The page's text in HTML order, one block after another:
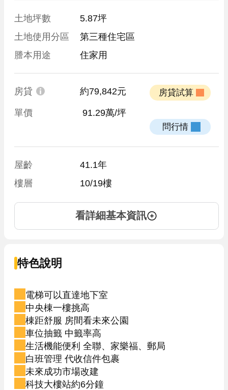
土地坪數
5.87坪
土地使用分區
第三種住宅區
謄本用途
住家用
房貸 約79,842元
單價 91.29萬/坪
屋齡
41.1年
樓層
10/19樓
看詳細基本資訊
特色說明
電梯可以直達地下室
中央棟一樓挑高
棟距舒服 房間看未來公園
車位抽籤 中籤率高
生活機能便利 全聯、家樂福、郵局
白班管理 代收信件包裹
未來成功市場改建
科技大樓站約6分鐘